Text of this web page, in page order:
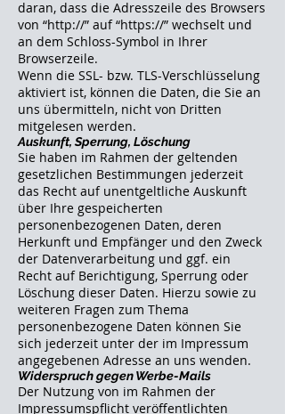
daran, dass die Adresszeile des Browsers
von “http://” auf “https://” wechselt und
an dem Schloss-Symbol in Ihrer
Browserzeile.
Wenn die SSL- bzw. TLS-Verschlüsselung
aktiviert ist, können die Daten, die Sie an
uns übermitteln, nicht von Dritten
mitgelesen werden.
Auskunft, Sperrung, Löschung
Sie haben im Rahmen der geltenden
gesetzlichen Bestimmungen jederzeit
das Recht auf unentgeltliche Auskunft
über Ihre gespeicherten
personenbezogenen Daten, deren
Herkunft und Empfänger und den Zweck
der Datenverarbeitung und ggf. ein
Recht auf Berichtigung, Sperrung oder
Löschung dieser Daten. Hierzu sowie zu
weiteren Fragen zum Thema
personenbezogene Daten können Sie
sich jederzeit unter der im Impressum
angegebenen Adresse an uns wenden.
Widerspruch gegen Werbe-Mails
Der Nutzung von im Rahmen der
Impressumspflicht veröffentlichten